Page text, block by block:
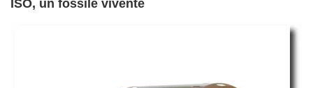
ISO, un fossile vivente